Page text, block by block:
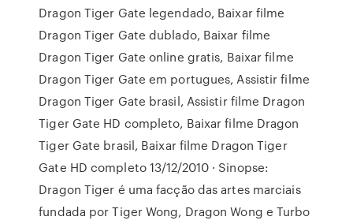
Dragon Tiger Gate legendado, Baixar filme
Dragon Tiger Gate dublado, Baixar filme
Dragon Tiger Gate online gratis, Baixar filme
Dragon Tiger Gate em portugues, Assistir filme
Dragon Tiger Gate brasil, Assistir filme Dragon
Tiger Gate HD completo, Baixar filme Dragon
Tiger Gate brasil, Baixar filme Dragon Tiger
Gate HD completo 13/12/2010 · Sinopse:
Dragon Tiger é uma facção das artes marciais
fundada por Tiger Wong, Dragon Wong e Turbo